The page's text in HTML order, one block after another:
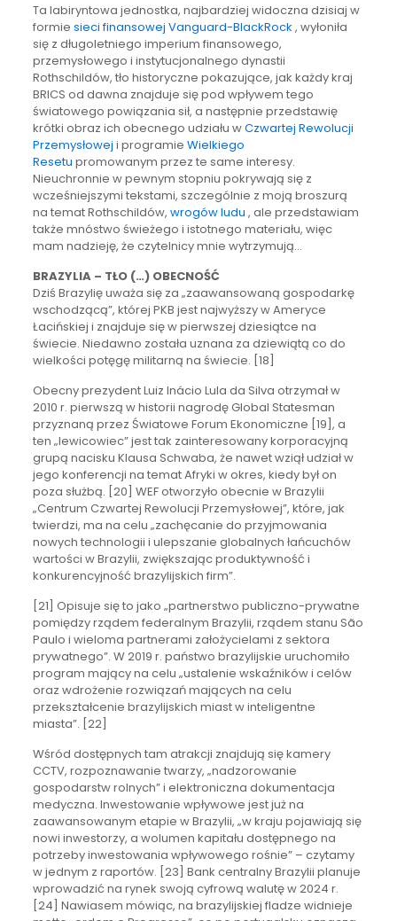
Ta labiryntowa jednostka, najbardziej widoczna dzisiaj w
formie sieci finansowej Vanguard-BlackRock , wyłoniła
się z długoletniego imperium finansowego,
przemysłowego i instytucjonalnego dynastii
Rothschildów, tło historyczne pokazujące, jak każdy kraj
BRICS od dawna znajduje się pod wpływem tego
światowego powiązania sił, a następnie przedstawię
krótki obraz ich obecnego udziału wCzwartej Rewolucji
Przemysłowej i programie Wielkiego
Resetu promowanym przez te same interesy.
Nieuchronnie w pewnym stopniu pokrywają się z
wcześniejszymi tekstami, szczególnie z moją broszurą
na temat Rothschildów, wrogów ludu , ale przedstawiam
także mnóstwo świeżego i istotnego materiału, więc
mam nadzieję, że czytelnicy mnie wytrzymują…
BRAZYLIA – TŁO (…) OBECNOŚĆ
Dziś Brazylię uważa się za „zaawansowaną gospodarkę
wschodzącą”, której PKB jest najwyższy w Ameryce
Łacińskiej i znajduje się w pierwszej dziesiątce na
świecie. Niedawno została uznana za dziewiątą co do
wielkości potęgę militarną na świecie. [18]
Obecny prezydent Luiz Inácio Lula da Silva otrzymał w
2010 r. pierwszą w historii nagrodę Global Statesman
przyznaną przez Światowe Forum Ekonomiczne [19], a
ten „lewicowiec” jest tak zainteresowany korporacyjną
grupą nacisku Klausa Schwaba, że nawet wziął udział w
jego konferencji na temat Afryki w okres, kiedy był on
poza służbą. [20] WEF otworzyło obecnie w Brazylii
„Centrum Czwartej Rewolucji Przemysłowej”, które, jak
twierdzi, ma na celu „zachęcanie do przyjmowania
nowych technologii i ulepszanie globalnych łańcuchów
wartości w Brazylii, zwiększając produktywność i
konkurencyjność brazylijskich firm”.
[21] Opisuje się to jako „partnerstwo publiczno-prywatne
pomiędzy rządem federalnym Brazylii, rządem stanu São
Paulo i wieloma partnerami założycielami z sektora
prywatnego”. W 2019 r. państwo brazylijskie uruchomiło
program mający na celu „ustalenie wskaźników i celów
oraz wdrożenie rozwiązań mających na celu
przekształcenie brazylijskich miast w inteligentne
miasta”. [22]
Wśród dostępnych tam atrakcji znajdują się kamery
CCTV, rozpoznawanie twarzy, „nadzorowanie
gospodarstw rolnych” i elektroniczna dokumentacja
medyczna. Inwestowanie wpływowe jest już na
zaawansowanym etapie w Brazylii, „w kraju pojawiają się
nowi inwestorzy, a wolumen kapitału dostępnego na
potrzeby inwestowania wpływowego rośnie” – czytamy
w jednym z raportów. [23] Bank centralny Brazylii planuje
wprowadzić na rynek swoją cyfrową walutę w 2024 r.
[24] Nawiasem mówiąc, na brazylijskiej fladze widnieje